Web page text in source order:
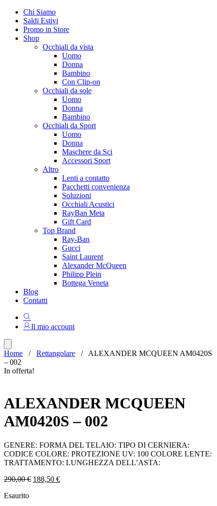
Chi Siamo
Saldi Estivi
Promo in Store
Shop
Occhiali da vista
Uomo
Donna
Bambino
Con Clip-on
Occhiali da sole
Uomo
Donna
Bambino
Occhiali da Sport
Uomo
Donna
Maschere da Sci
Accessori Sport
Altro
Lenti a contatto
Pacchetti convenienza
Soluzioni
Occhiali Acustici
RayBan Meta
Gift Card
Top Brand
Ray-Ban
Gucci
Saint Laurent
Alexander McQueen
Philipp Plein
Bottega Veneta
Blog
Contatti
Il mio account
Home / Rettangolare / ALEXANDER MCQUEEN AM0420S
– 002
In offerta!
ALEXANDER MCQUEEN
AM0420S – 002
GENERE: FORMA DEL TELAIO: TIPO DI CERNIERA:
CODICE COLORE: PROTEZIONE UV: 100 COLORE LENTE:
TRATTAMENTO: LUNGHEZZA DELL’ASTA:
290,00€ Il188,50 €Il
Esaurito